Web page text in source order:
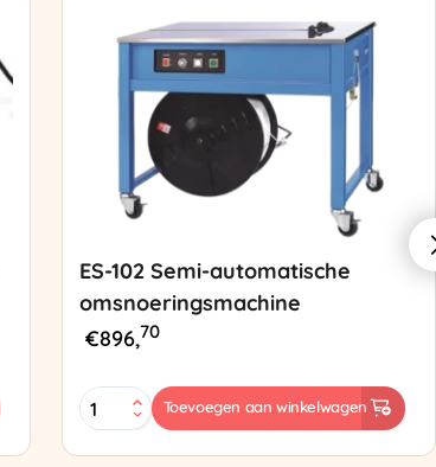
ES-102 Semi-automatische
omsnoeringsmachine
€896,70
ES-
102
Toevoegen aan winkelwagen